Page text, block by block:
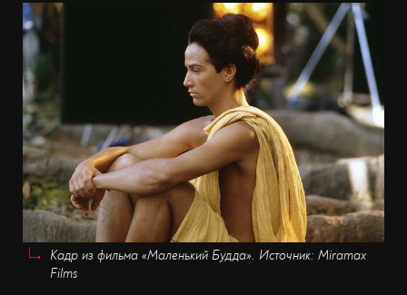
Кадр из фильма «Маленький Будда». Источник: Miramax
Films